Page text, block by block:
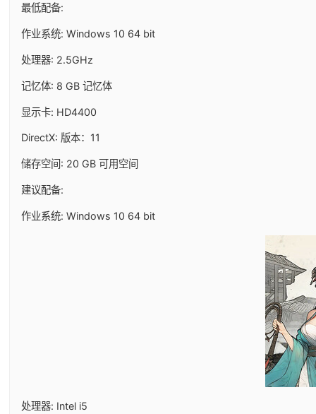
最低配备:
作业系统: Windows 10 64 bit
处理器: 2.5GHz
记忆体: 8 GB 记忆体
显示卡: HD4400
DirectX: 版本：11
储存空间: 20 GB 可用空间
建议配备:
作业系统: Windows 10 64 bit
处理器: Intel i5